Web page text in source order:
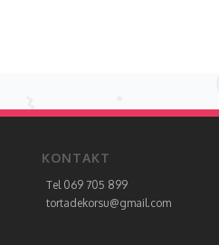
KONTAKT
Tel 069 705 899
tortadekorsu@gmail.com